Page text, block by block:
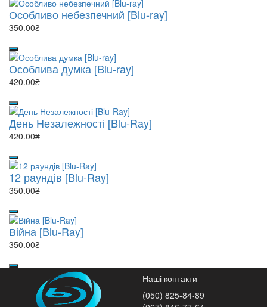
Особливо небезпечний [Blu-ray]
350.00₴
Особлива думка [Blu-ray]
420.00₴
День Незалежності [Blu-Ray]
420.00₴
12 раундів [Blu-Ray]
350.00₴
Війна [Blu-Ray]
350.00₴
Наші контакти
(050) 825-84-89